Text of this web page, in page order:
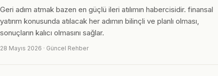
Geri adım atmak bazen en güçlü ileri atılımın habercisidir. finansal
yatırım konusunda atılacak her adımın bilinçli ve planlı olması,
sonuçların kalıcı olmasını sağlar.
28 Mayıs 2026 · Güncel Rehber